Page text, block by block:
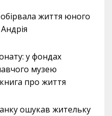
життя юного
у фондах
музею
про життя
ошукав жительку